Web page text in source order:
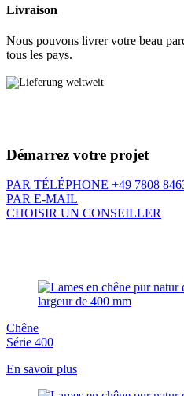
Livraison
Nous pouvons livrer votre beau
tous les pays.
Démarrez votre projet
PAR TÉLÉPHONE +49 7808
PAR E-MAIL
CHOISIR UN CONSEILLER
Chêne
Série 400
En savoir plus